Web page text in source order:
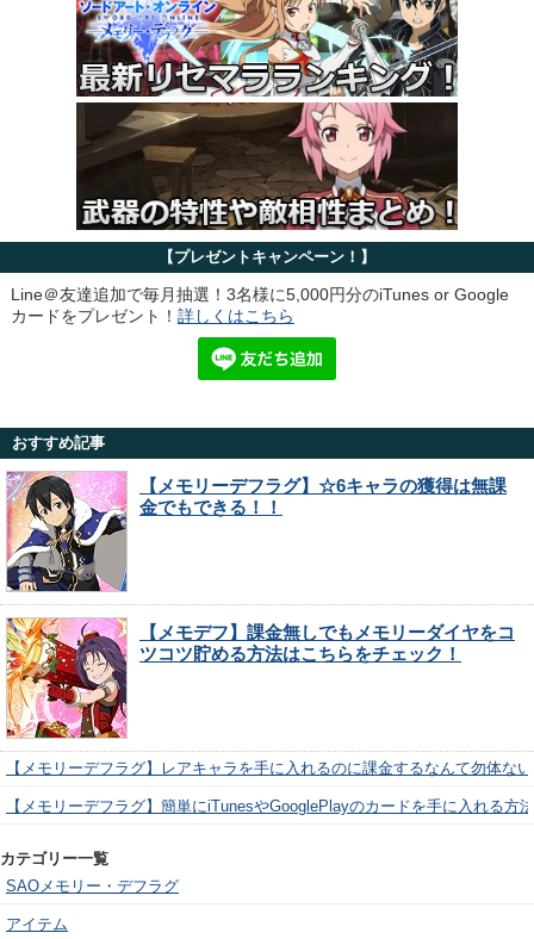
【プレゼントキャンペーン！】
Line＠友達追加で毎月抽選！3名様に5,000円分のiTunes or Google
カードをプレゼント！ 詳しくはこちら
おすすめ記事
【メモリーデフラグ】☆6キャラの獲得は無課
金でもできる！！
【メモデフ】課金無しでもメモリーダイヤをコ
ツコツ貯める方法はこちらをチェック！
【メモリーデフラグ】レアキャラを手に入れるのに課金するなんて勿体な
【メモリーデフラグ】簡単にiTunesやGooglePlayのカードを手に入れる方
カテゴリー一覧
SAOメモリー・デフラグ
アイテム